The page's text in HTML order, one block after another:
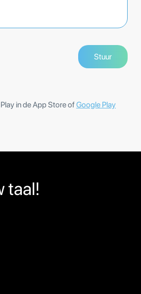
in de App Store ofGoogle Play
taal!